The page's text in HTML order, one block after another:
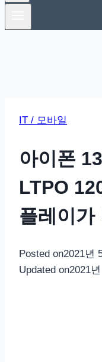
IT / 모바일
아이폰
LTPO
플레이가
Posted on2021년
Updated on2021